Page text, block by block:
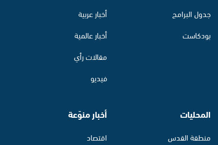
جدول البرامج
بودكاست
أخبار عربية
أخبار عالمية
مقالات رأي
فيديو
المحليات
منطقة القدس
أخبار منوّعة
اقتصاد